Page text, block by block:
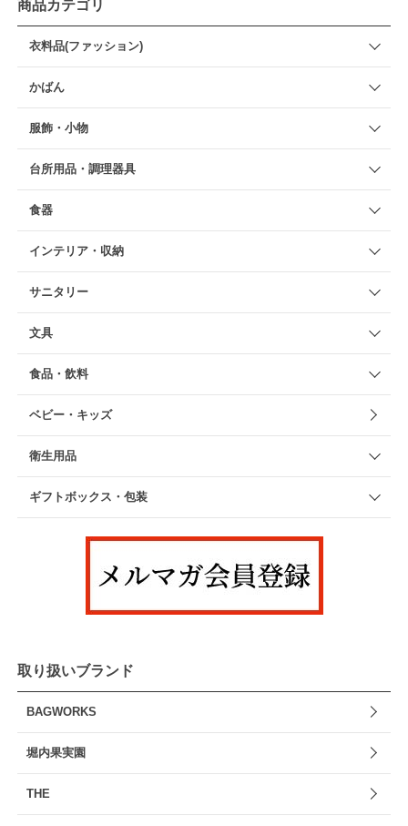
商品カテゴリ
衣料品(ファッション)
かばん
服飾・小物
台所用品・調理器具
食器
インテリア・収納
サニタリー
文具
食品・飲料
ベビー・キッズ
衛生用品
ギフトボックス・包装
取り扱いブランド
BAGWORKS
堀内果実園
THE